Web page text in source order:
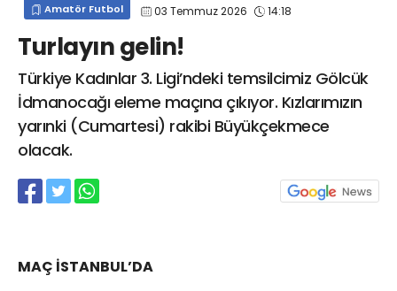
Amatör Futbol 03 Temmuz 2026 14:18
Turlayın gelin!
Türkiye Kadınlar 3. Ligi’ndeki temsilcimiz Gölcük
İdmanocağı eleme maçına çıkıyor. Kızlarımızın
yarınki (Cumartesi) rakibi Büyükçekmece
olacak.
MAÇ İSTANBUL’DA
info@spor41.com